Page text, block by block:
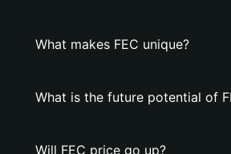
What makes FEC unique?
What is the future potential of
Will FEC price go up?